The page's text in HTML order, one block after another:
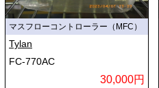
マスフローコントローラー（MFC）
Tylan
FC-770AC
30,000円